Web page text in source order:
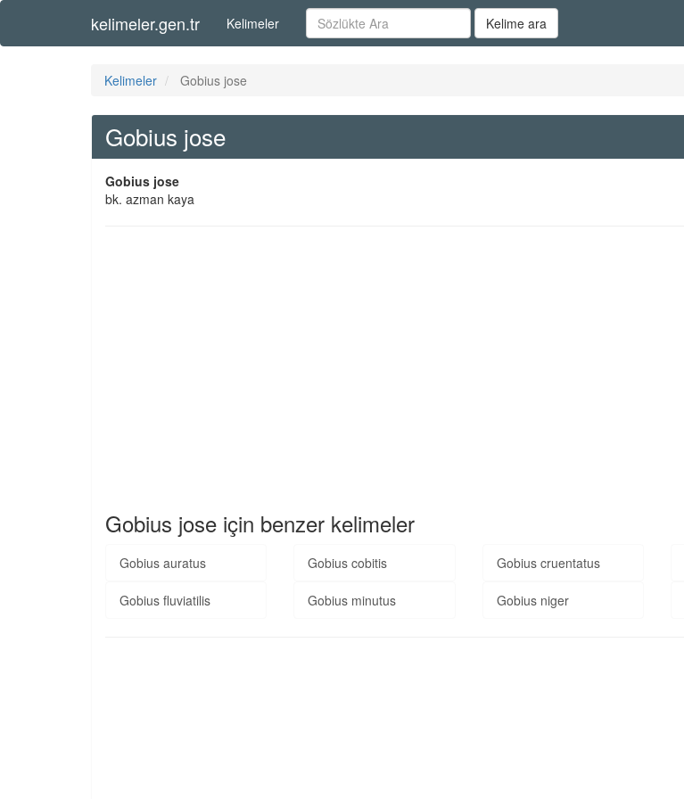
kelimeler.gen.tr Kelimeler Kelime ara
Kelimeler Gobius jose
Gobius jose
Gobius jose
bk. azman kaya
Gobius jose için benzer kelimeler
Gobius auratus Gobius cobitis Gobius cruentatus
Gobius fluviatilis Gobius minutus Gobius niger